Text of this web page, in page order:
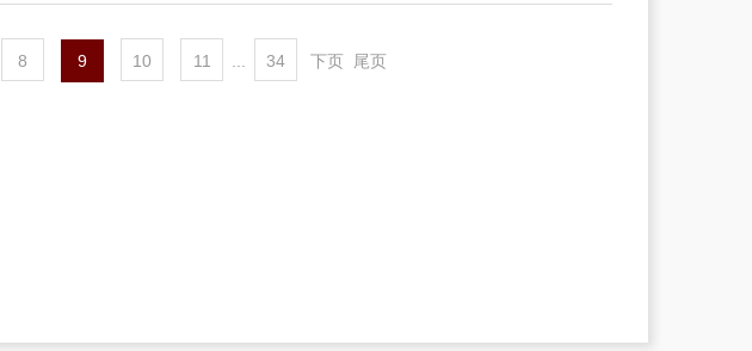
8 9 10 11 34 下页 尾页